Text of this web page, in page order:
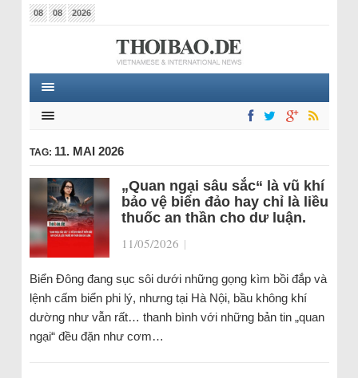
08 08 2026
TAG: 11. MAI 2026
„Quan ngại sâu sắc“ là vũ khí
bảo vệ biển đảo hay chỉ là liều
thuốc an thần cho dư luận.
11/05/2026 |
Biển Đông đang sục sôi dưới những gọng kìm bồi đắp và
lệnh cấm biển phi lý, nhưng tại Hà Nội, bầu không khí
dường như vẫn rất… thanh bình với những bản tin „quan
ngại“ đều đặn như cơm…